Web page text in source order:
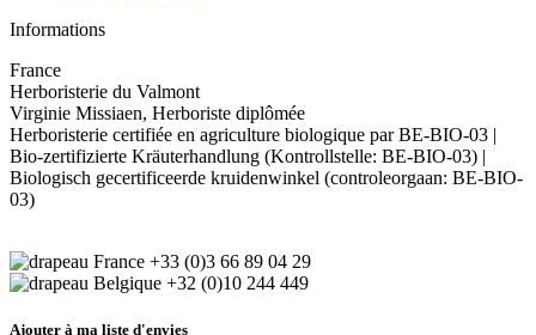
Informations
France
Herboristerie du Valmont
Virginie Missiaen, Herboriste diplômée
Herboristerie certifiée en agriculture biologique par BE-BIO-03 |
Bio-zertifizierte Kräuterhandlung (Kontrollstelle: BE-BIO-03) |
Biologisch gecertificeerde kruidenwinkel (controleorgaan: BE-BIO-
03)
+33 (0)3 66 89 04 29
+32 (0)10 244 449
Ajouter à ma liste d'envies